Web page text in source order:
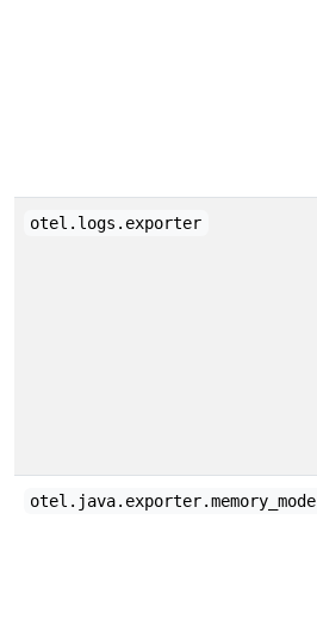
otel.logs.exporter
otel.java.exporter.memory_mode